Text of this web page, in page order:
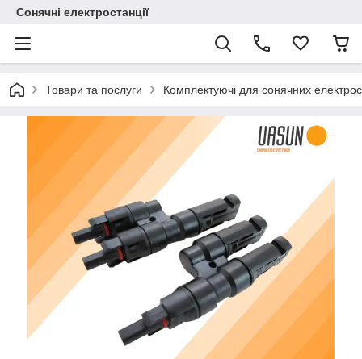
Сонячні електростанції
Товари та послуги Комплектуючі для сонячних